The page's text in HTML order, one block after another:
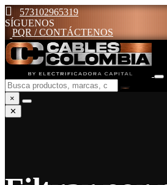
573102965319
SÍGUENOS
PQR / CONTÁCTENOS
×
✕